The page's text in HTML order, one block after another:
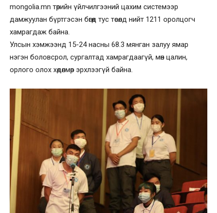
mongolia.mn төрийн үйлчилгээний цахим системээр
дамжуулан бүртгэсэн бөгөөд тус төсөлд нийт 1211 оролцогч
хамрагдаж байна.
Улсын хэмжээнд 15-24 насны 68.3 мянган залуу ямар
нэгэн боловсрол, сургалтад хамрагдаагүй, мөн цалин,
орлого олох хөдөлмөр эрхлээгүй байна.